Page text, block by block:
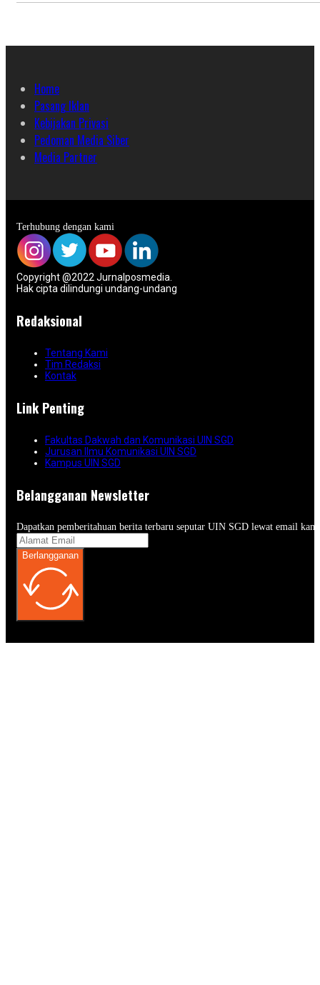
Home
Pasang Iklan
Kebijakan Privasi
Pedoman Media Siber
Media Partner
Terhubung dengan kami
Copyright @2022 Jurnalposmedia.
Hak cipta dilindungi undang-undang
Redaksional
Tentang Kami
Tim Redaksi
Kontak
Link Penting
Fakultas Dakwah dan Komunikasi UIN SGD
Jurusan Ilmu Komunikasi UIN SGD
Kampus UIN SGD
Belangganan Newsletter
Dapatkan pemberitahuan berita terbaru seputar UIN SGD lewat email
Berlangganan